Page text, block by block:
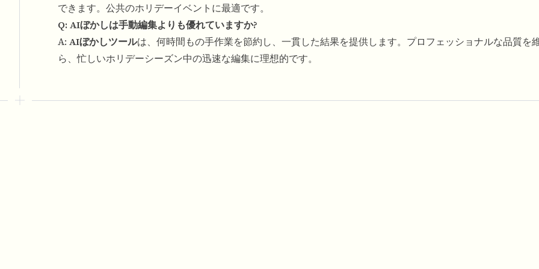
できます。公共のホリデーイベントに最適です。
Q: AIぼかしは手動編集よりも優れていますか?
A: AIぼかしツールは、何時間もの手作業を節約し、一貫した結果を提供します。プロフェッショナルな品質を
ら、忙しいホリデーシーズン中の迅速な編集に理想的です。